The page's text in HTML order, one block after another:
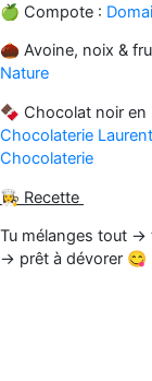
🍏 Compote :
🌰 Avoine, noix &
Nature
🍫 Chocolat noir en
Chocolaterie Laurent
Chocolaterie
👩‍🍳 Recette
Tu mélanges tout
→ prêt à dévorer 😋